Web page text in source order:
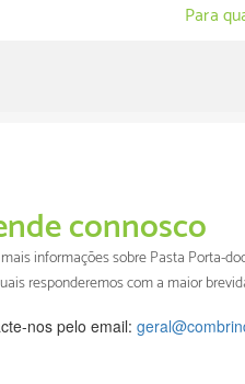
Para
connosco
informações sobre Pasta Porta-
responderemos com a maior
nos pelo email: